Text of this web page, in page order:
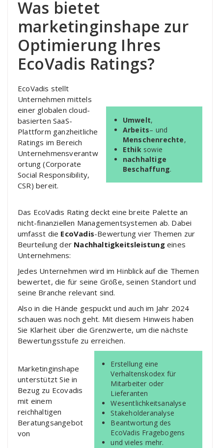
Was bietet
marketinginshape zur
Optimierung Ihres
EcoVadis Ratings?
EcoVadis stellt
Unternehmen mittels
einer globalen cloud-
basierten SaaS-
Plattform ganzheitliche
Ratings im Bereich
Unternehmensverantw
ortung (Corporate
Social Responsibility,
CSR) bereit.
Umwelt,
Arbeits– und
Menschenrechte,
Ethiksowie
nachhaltige
Beschaffung.
Das EcoVadis Rating deckt eine breite Palette an
nicht-finanziellen Managementsystemen ab. Dabei
umfasst die EcoVadis-Bewertung vier Themen zur
Beurteilung der Nachhaltigkeitsleistungeines
Unternehmens:
Jedes Unternehmen wird im Hinblick auf die Themen
bewertet, die für seine Größe, seinen Standort und
seine Branche relevant sind.
Also in die Hände gespuckt und auch im Jahr 2024
schauen was noch geht. Mit diesem Hinweis haben
Sie Klarheit über die Grenzwerte, um die nächste
Bewertungsstufe zu erreichen.
Marketinginshape
unterstützt Sie in
Bezug zu Ecovadis
mit einem
reichhaltigen
Beratungsangebot
von
Erstellung eine
Verhaltenskodex für
Mitarbeiter oder
Lieferanten
Wesentlichkeitsanalyse
Stakeholderanalyse
Beantwortung des
EcoVadis Fragebogens
und vieles mehr.